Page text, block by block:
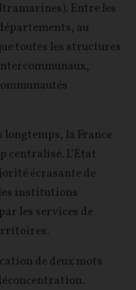
Entre les
au
toutes les structures
longtemps, la France
centralisé. L’État
écrasante de
institutions
les services de
de deux mots